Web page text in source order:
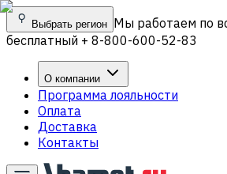
Выбрать регион Мы работаем по
бесплатный + 8-800-600-52-83
О компании
Программа лояльности
Оплата
Доставка
Контакты